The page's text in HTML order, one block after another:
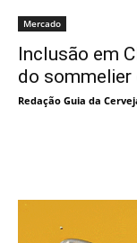
Mercado
Inclusão em
do sommelier
Redação Guia da